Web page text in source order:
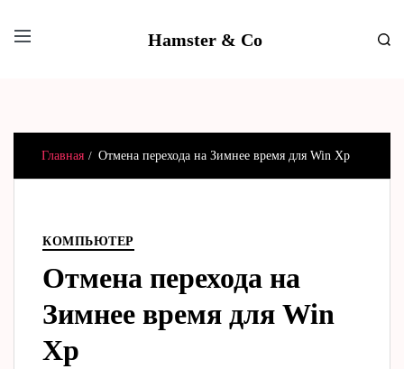
Hamster & Co
Главная Отмена перехода на Зимнее время для Win Xp
КОМПЬЮТЕР
Отмена перехода на
Зимнее время для Win
Xp